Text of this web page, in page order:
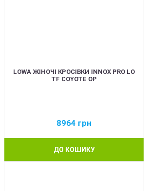
LOWA ЖІНОЧІ КРОСІВКИ INNOX PRO LO
TF COYOTE OP
8964 грн
ДО КОШИКУ